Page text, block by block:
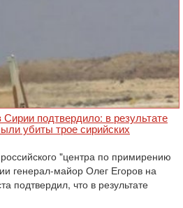
подтвердило: в результате
убиты трое сирийских
"центра по примирению
генерал-майор Олег Егоров на
подтвердил, что в результате